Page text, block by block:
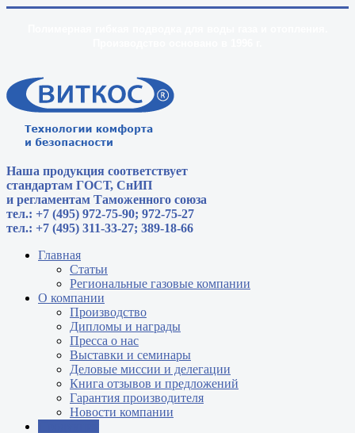
Наша продукция соответствует
стандартам ГОСТ, СнИП
и регламентам Таможенного союза
тел.: +7 (495) 972-75-90; 972-75-27
тел.: +7 (495) 311-33-27; 389-18-66
Главная
Статьи
Региональные газовые компании
О компании
Производство
Дипломы и награды
Пресса о нас
Выставки и семинары
Деловые миссии и делегации
Книга отзывов и предложений
Гарантия производителя
Новости компании